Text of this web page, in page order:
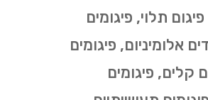
תלוי, פיגומים
אלומיניום, פיגומים
קלים, פיגומים